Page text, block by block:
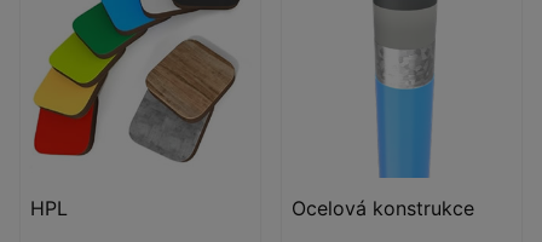
HPL Ocelová konstrukce